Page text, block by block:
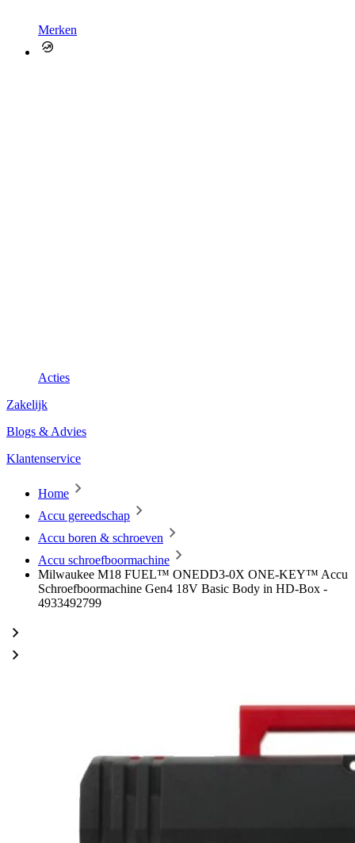
Merken
Acties
Zakelijk
Blogs & Advies
Klantenservice
Home
Accu gereedschap
Accu boren & schroeven
Accu schroefboormachine
Milwaukee M18 FUEL™ ONEDD3-0X ONE-KEY™ Accu
Schroefboormachine Gen4 18V Basic Body in HD-Box -
4933492799